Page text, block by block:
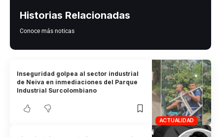
Historias Relacionadas
Conoce más noticas
ACTUALIDAD
Inseguridad golpea al sector industrial
de Neiva en inmediaciones del Parque
Industrial Surcolombiano